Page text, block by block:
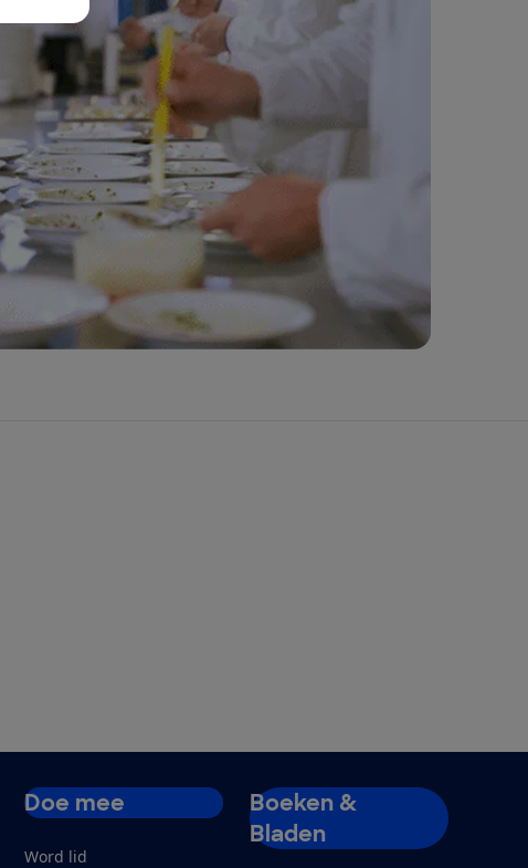
Doe mee
Word lid
Boeken &
Bladen